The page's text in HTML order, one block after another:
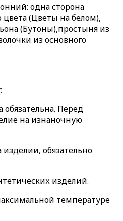
одна сторона
(Цветы на белом),
(Бутоны),простыня из
из основного
обязательна. Перед
на изнаночную
обязательно
изделий.
температуре